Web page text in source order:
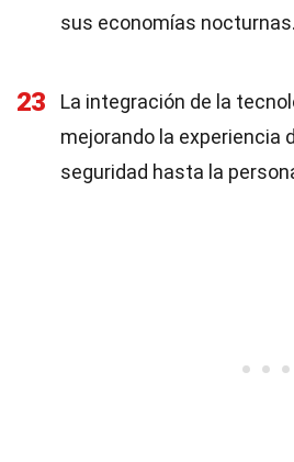
sus economías nocturnas.
23
La integración de la
mejorando la experiencia
seguridad hasta la